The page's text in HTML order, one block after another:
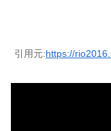
引用元:https://